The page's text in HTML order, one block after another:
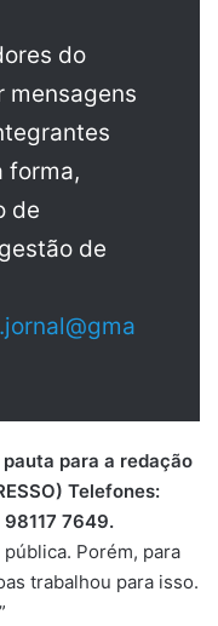
do
mensagens
forma,
de
de
para a redação
Telefones:
7649.
Porém, para
trabalhou para isso.